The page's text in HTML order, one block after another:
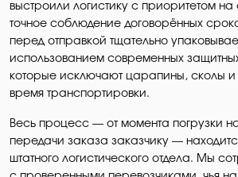
выстроили логистику с приоритетом на
точное соблюдение договорённых
перед отправкой тщательно
использованием современных
которые исключают царапины, сколы
время транспортировки.
Весь процесс — от момента погрузки
передачи заказа заказчику —
штатного логистического отдела. Мы